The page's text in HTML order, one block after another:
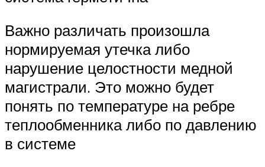
Важно различать произошла
нормируемая утечка либо
нарушение целостности медной
магистрали. Это можно будет
понять по температуре на ребре
теплообменника либо по давлению
в системе